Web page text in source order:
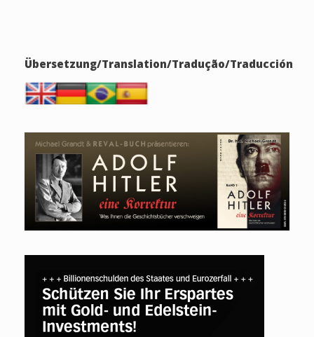
Übersetzung/Translation/Tradução/Traducción